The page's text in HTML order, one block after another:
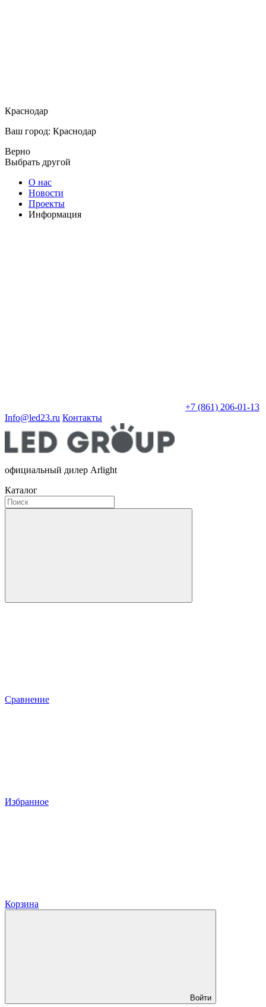
Краснодар
Ваш город: Краснодар
Верно
Выбрать другой
О нас
Новости
Проекты
Информация
+7 (861) 206-01-13
Info@led23.ru Контакты
официальный дилер Arlight
Каталог
Сравнение
Избранное
Корзина
Войти